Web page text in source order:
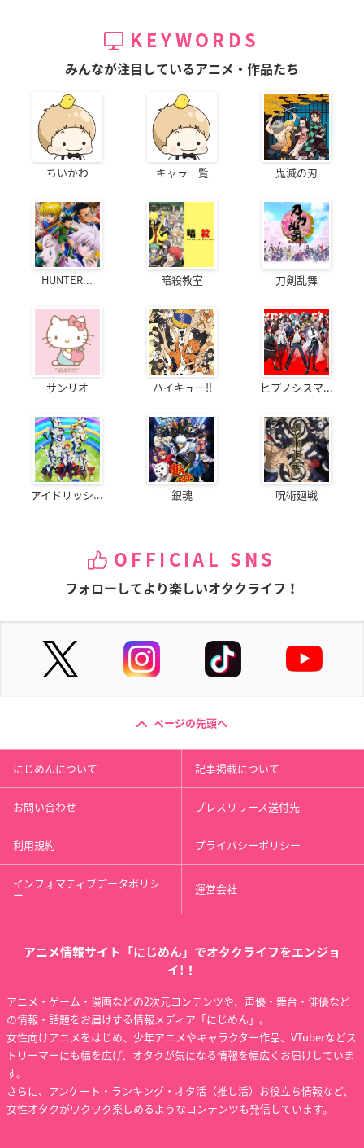
KEYWORDS
みんなが注目しているアニメ・作品たち
ちいかわ キャラ一覧 鬼滅の刃
HUNTER... 暗殺教室 刀剣乱舞
サンリオ ハイキュー!! ヒプノシスマ...
アイドリッシ... 銀魂 呪術廻戦
OFFICIAL SNS
フォローしてより楽しいオタクライフ！
ページの先頭へ
にじめんについて 記事掲載について
お問い合わせ プレスリリース送付先
利用規約 プライバシーポリシー
インフォマティブデータポリシ
ー 運営会社
アニメ情報サイト「にじめん」でオタクライフをエンジョ
イ!！
アニメ・ゲーム・漫画などの2次元コンテンツや、声優・舞台・俳優など
の情報・話題をお届けする情報メディア「にじめん」。
女性向けアニメをはじめ、少年アニメやキャラクター作品、VTuberなどス
トリーマーにも幅を広げ、オタクが気になる情報を幅広くお届けしていま
す。
さらに、アンケート・ランキング・オタ活（推し活）お役立ち情報など、
女性オタクがワクワク楽しめるようなコンテンツも発信しています。